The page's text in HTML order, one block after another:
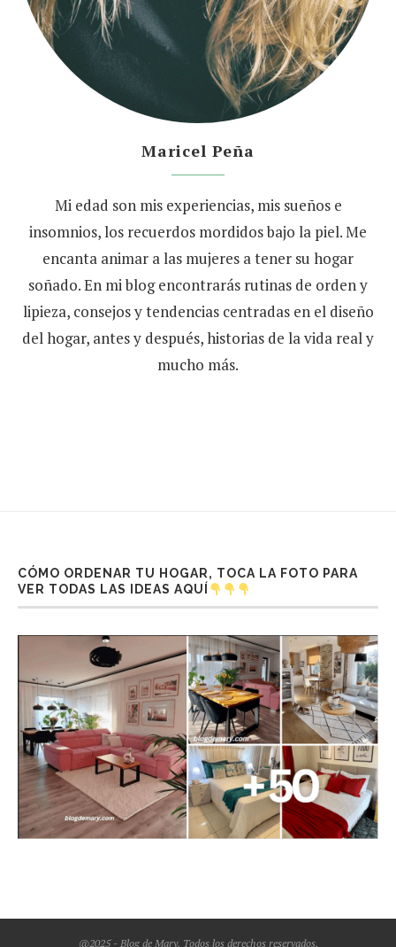
Maricel Peña
Mi edad son mis experiencias, mis sueños e
insomnios, los recuerdos mordidos bajo la piel. Me
encanta animar a las mujeres a tener su hogar
soñado. En mi blog encontrarás rutinas de orden y
lipieza, consejos y tendencias centradas en el diseño
del hogar, antes y después, historias de la vida real y
mucho más.
CÓMO ORDENAR TU HOGAR, TOCA LA FOTO PARA
VER TODAS LAS IDEAS AQUÍ
@2025 - Blog de Mary. Todos los derechos reservados.